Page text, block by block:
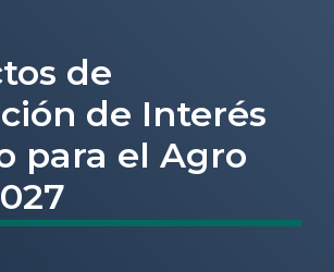
de
de Interés
para el Agro